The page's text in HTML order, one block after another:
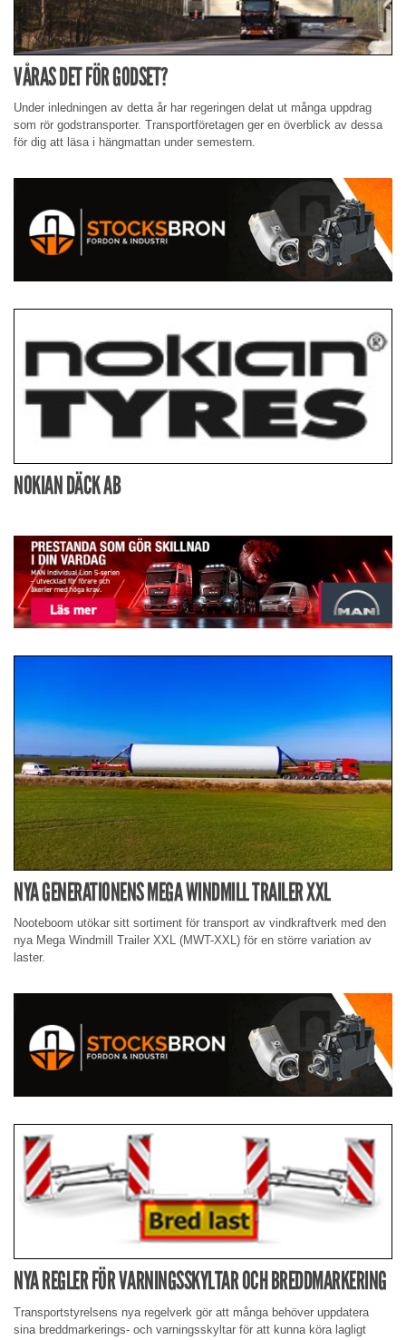
VÅRAS DET FÖR GODSET?
Under inledningen av detta år har regeringen delat ut många uppdrag
som rör godstransporter. Transportföretagen ger en överblick av dessa
för dig att läsa i hängmattan under semestern.
NOKIAN DÄCK AB
NYA GENERATIONENS MEGA WINDMILL TRAILER XXL
Nooteboom utökar sitt sortiment för transport av vindkraftverk med den
nya Mega Windmill Trailer XXL (MWT-XXL) för en större variation av
laster.
NYA REGLER FÖR VARNINGSSKYLTAR OCH BREDDMARKERING
Transportstyrelsens nya regelverk gör att många behöver uppdatera
sina breddmarkerings- och varningsskyltar för att kunna köra lagligt